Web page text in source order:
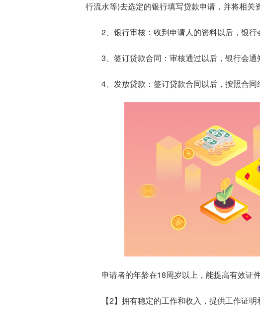
行流水等)去选定的银行填写贷款申请，并将相关
2、银行审核：收到申请人的资料以后，银行
3、签订贷款合同：审核通过以后，银行会通
4、发放贷款：签订贷款合同以后，按照合同
申请者的年龄在18周岁以上，能提高有效证
【2】拥有稳定的工作和收入，提供工作证明